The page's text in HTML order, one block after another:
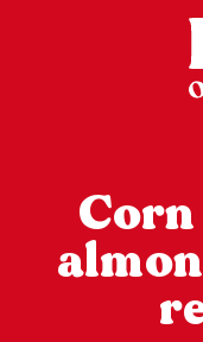
Corn